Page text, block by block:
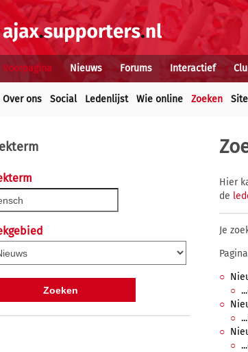
Voorpagina Nieuws Forums Interactief
Over ons Social Ledenlijst Wie online Zoeken
Hier
de
Je